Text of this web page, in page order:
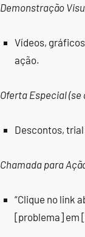
Demonstração
Vídeos,
ação.
Oferta Especial (se
Descontos,
Chamada para
“Clique no link
[problema] em